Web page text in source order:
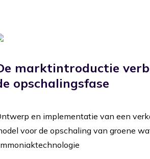
marktintroductie
opschalingsfase
en implementatie van een
voor de opschaling van groene